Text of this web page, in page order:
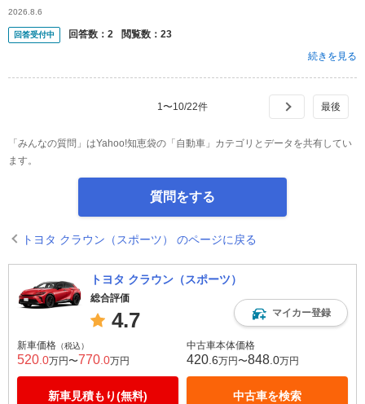
2026.8.6
回答受付中 回答数： 2 閲覧数： 23
続きを見る
1 〜10/22件
「みんなの質問」はYahoo!知恵袋の「自動車」カテゴリとデータを共有してい
ます。
質問をする
トヨタ クラウン（スポーツ） のページに戻る
トヨタ クラウン（スポーツ）
総合評価
4.7 マイカー登録
新車価格 （税込）
520 .0万円〜770 .0万円
新車見積もり(無料)
中古車本体価格
420 .6万円〜848 .0万円
中古車を検索